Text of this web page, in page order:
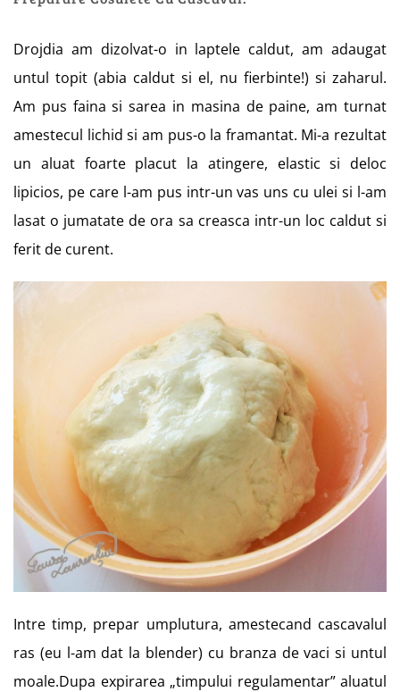
Drojdia am dizolvat-o in laptele caldut, am adaugat
untul topit (abia caldut si el, nu fierbinte!) si zaharul.
Am pus faina si sarea in masina de paine, am turnat
amestecul lichid si am pus-o la framantat. Mi-a rezultat
un aluat foarte placut la atingere, elastic si deloc
lipicios, pe care l-am pus intr-un vas uns cu ulei si l-am
lasat o jumatate de ora sa creasca intr-un loc caldut si
ferit de curent.
Intre timp, prepar umplutura, amestecand cascavalul
ras (eu l-am dat la blender) cu branza de vaci si untul
moale.Dupa expirarea „timpului regulamentar” aluatul